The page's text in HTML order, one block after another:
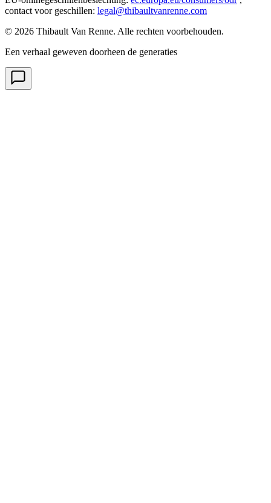
contact voor geschillen: legal@thibaultvanrenne.com
© 2026 Thibault Van Renne. Alle rechten voorbehouden.
Een verhaal geweven doorheen de generaties